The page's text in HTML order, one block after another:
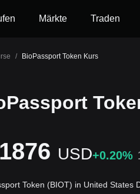
Märkte Traden
/ BioPassport Token Kurs
USD+0.20%
Token (BIOT) in United States